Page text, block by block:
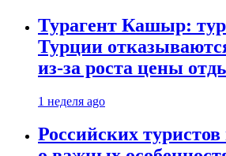
Турагент Кашыр:
Турции
из-за роста цены
1 неделя ago
Российских